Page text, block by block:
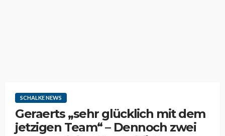
SCHALKE NEWS
Geraerts „sehr glücklich mit dem
jetzigen Team“ – Dennoch zwei